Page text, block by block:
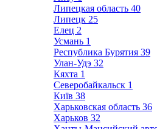
Липецкая область 40
Липецк 25
Елец 2
Усмань 1
Республика Бурятия 39
Улан-Удэ 32
Кяхта 1
Северобайкальск 1
Київ 38
Харьковская область 36
Харьков 32